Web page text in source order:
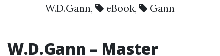
W.D.Gann, eBook, Gann
W.D.Gann – Master